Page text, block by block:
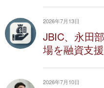
2026年7月13日
JBIC、永田
場を融資支援
2026年7月10日